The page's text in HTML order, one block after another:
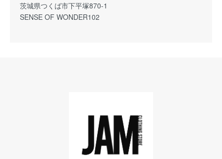
茨城県つくば市下平塚870-1
SENSE OF WONDER102